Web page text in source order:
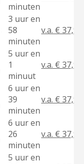
minuten
3 uur en
58
minuten
v.a. € 37,90
5 uur en
1
minuut
v.a. € 37,90
6 uur en
39
minuten
v.a. € 37,90
6 uur en
26
minuten
v.a. € 37,90
5 uur en